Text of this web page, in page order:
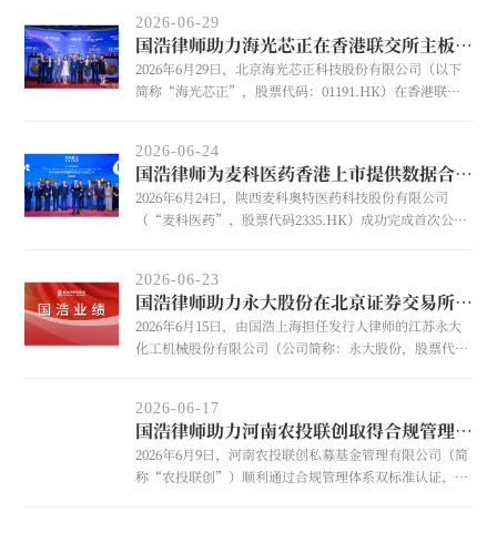
香港联交所主板上市提供专项法律服务。
2026-06-29
国浩律师助力海光芯正在香港联交所主板挂牌上市
2026年6月29日，北京海光芯正科技股份有限公司（以下
简称“海光芯正”，股票代码：01191.HK）在香港联合
人中国境内律师，为海光芯正本次香港联交所主板上市提
供专项法律服务。
2026-06-24
国浩律师为麦科医药香港上市提供数据合规法律服务
2026年6月24日，陕西麦科奥特医药科技股份有限公司
（“麦科医药”，股票代码2335.HK）成功完成首次公开
中国境内数据合规法律顾问。
2026-06-23
国浩律师助力永大股份在北京证券交易所上市
2026年6月15日，由国浩上海担任发行人律师的江苏永大
化工机械股份有限公司（公司简称：永大股份，股票代
2026-06-17
国浩律师助力河南农投联创取得合规管理体系双标准认证
2026年6月9日，河南农投联创私募基金管理有限公司（简
称“农投联创”）顺利通过合规管理体系双标准认证，即